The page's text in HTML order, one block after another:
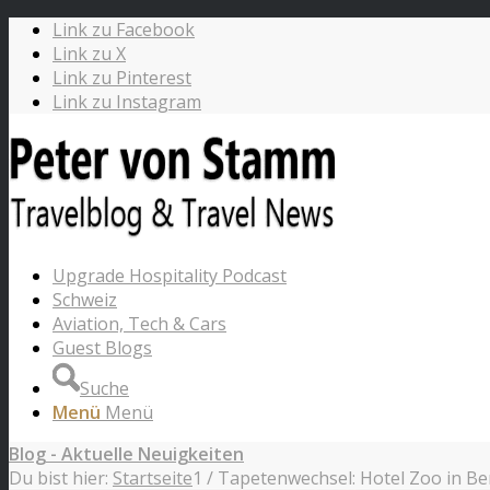
Link zu Facebook
Link zu X
Link zu Pinterest
Link zu Instagram
Upgrade Hospitality Podcast
Schweiz
Aviation, Tech & Cars
Guest Blogs
Suche
Menü Menü
Blog - Aktuelle Neuigkeiten
Du bist hier: Startseite1 / Tapetenwechsel: Hotel Zoo in